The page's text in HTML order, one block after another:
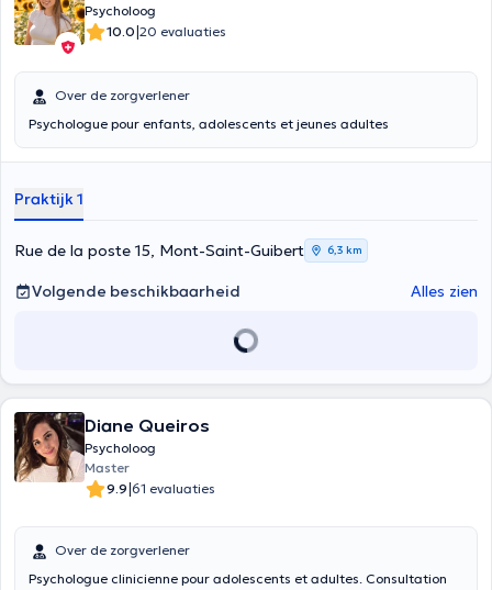
Psycholoog
10.0|20 evaluaties
Over de zorgverlener
Psychologue pour enfants, adolescents et jeunes adultes
Praktijk 1
Rue de la poste 15, Mont-Saint-Guibert 6,3 km
Volgende beschikbaarheid Alles zien
Diane Queiros
Psycholoog
Master
9.9|61 evaluaties
Over de zorgverlener
Psychologue clinicienne pour adolescents et adultes. Consultation